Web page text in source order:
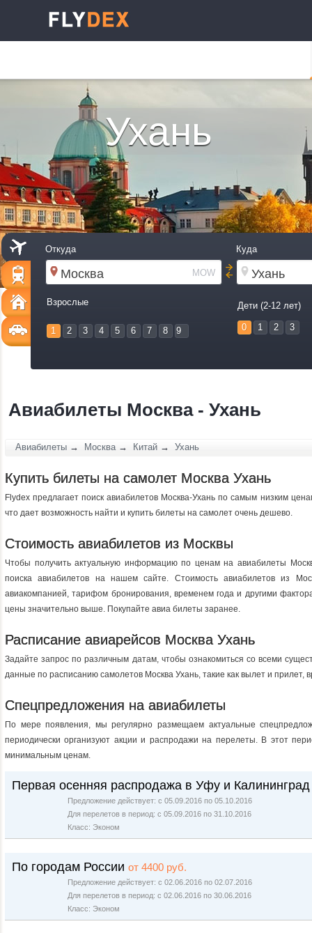
Ухань
Откуда Куда
MOW
Взрослые
1 2 3 4 5 6 7 8 9
Дети (2-12 лет)
0 1 2 3
Авиабилеты Москва - Ухань
Авиабилеты → Москва → Китай → Ухань
Купить билеты на самолет Москва Ухань
Flydex предлагает поиск авиабилетов Москва-Ухань по самым низким
что дает возможность найти и купить билеты на самолет очень дешево.
Стоимость авиабилетов из Москвы
Чтобы получить актуальную информацию по ценам на авиабилеты
поиска авиабилетов на нашем сайте. Стоимость авиабилетов из
авиакомпанией, тарифом бронирования, временем года и другими
цены значительно выше. Покупайте авиа билеты заранее.
Расписание авиарейсов Москва Ухань
Задайте запрос по различным датам, чтобы ознакомиться со всеми
данные по расписанию самолетов Москва Ухань, такие как вылет и прилет,
Спецпредложения на авиабилеты
По мере появления, мы регулярно размещаем актуальные
периодически организуют акции и распродажи на перелеты. В этот
минимальным ценам.
Первая осенняя распродажа в Уфу и Калининград
Предложение действует: с 05.09.2016 по 05.10.2016
Для перелетов в период: с 05.09.2016 по 31.10.2016
Класс: Эконом
По городам России от 4400 руб.
Предложение действует: с 02.06.2016 по 02.07.2016
Для перелетов в период: с 02.06.2016 по 30.06.2016
Класс: Эконом